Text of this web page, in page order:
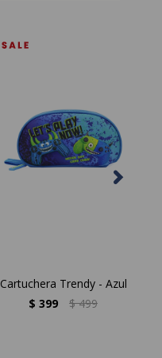
Cartuchera Trendy - Azul
$ 399 $ 499